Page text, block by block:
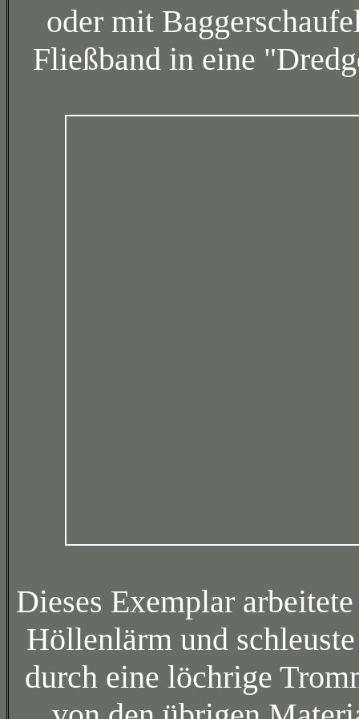
oder mit
Fließband in eine
Dieses Exemplar
Höllenlärm und
durch eine löchrige